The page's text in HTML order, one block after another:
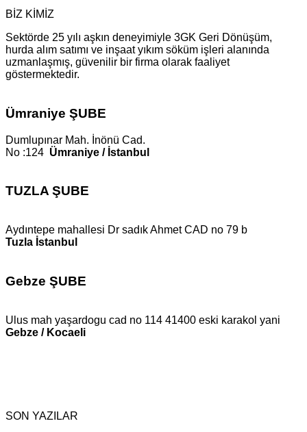
BİZ KİMİZ
Sektörde 25 yılı aşkın deneyimiyle 3GK Geri Dönüşüm,
hurda alım satımı ve inşaat yıkım söküm işleri alanında
uzmanlaşmış, güvenilir bir firma olarak faaliyet
göstermektedir.
Ümraniye ŞUBE
Dumlupınar Mah. İnönü Cad.
No :124 Ümraniye / İstanbul
TUZLA ŞUBE
Aydıntepe mahallesi Dr sadık Ahmet CAD no 79 b
Tuzla İstanbul
Gebze ŞUBE
Ulus mah yaşardogu cad no 114 41400 eski karakol yani
Gebze / Kocaeli
SON YAZILAR